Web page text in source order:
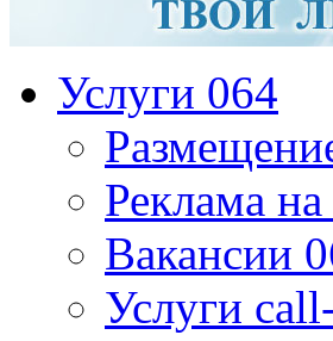
Услуги 064
Реклама на
Вакансии
Услуги